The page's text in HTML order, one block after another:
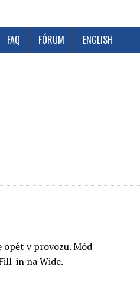
FAQ FÓRUM ENGLISH
opět v provozu. Mód
in na Wide.